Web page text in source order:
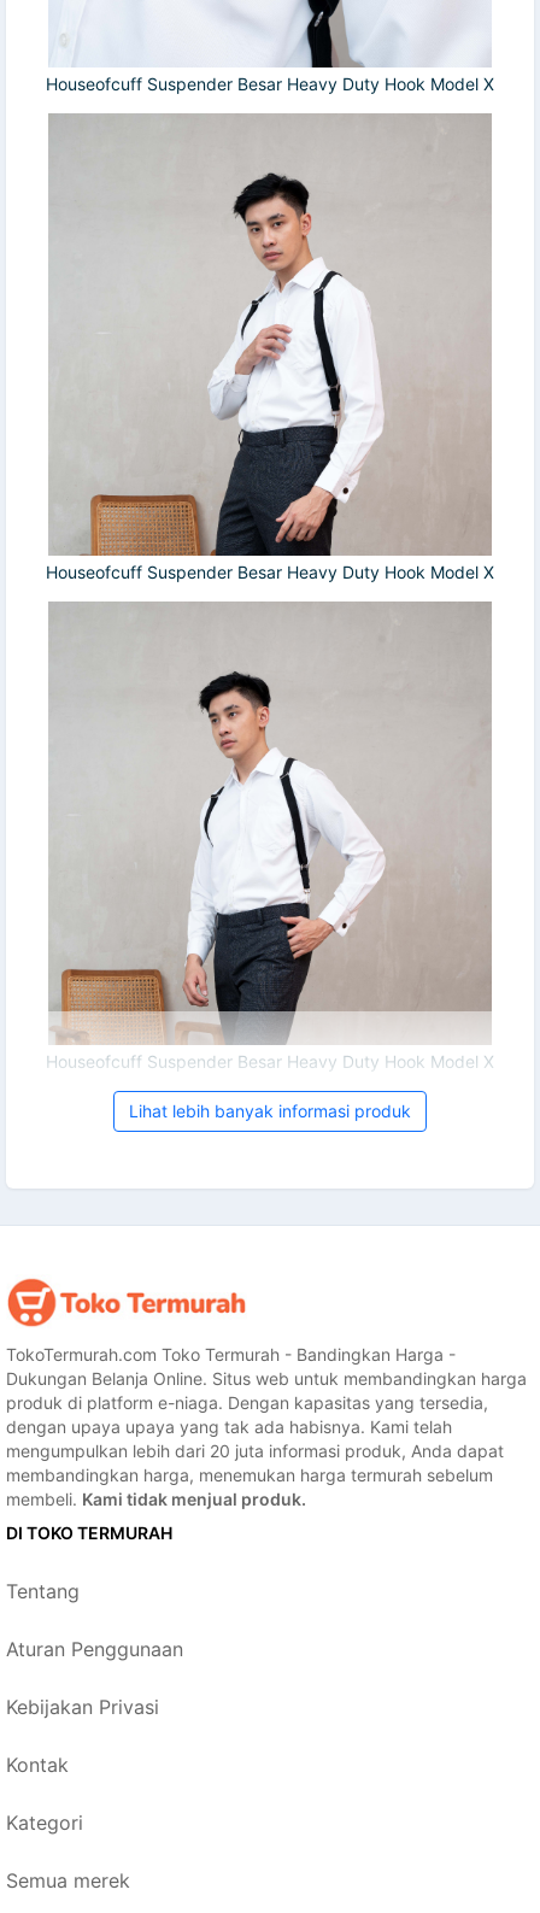
Houseofcuff Suspender Besar Heavy Duty Hook Model X
Houseofcuff Suspender Besar Heavy Duty Hook Model X
Houseofcuff Suspender Besar Heavy Duty Hook Model X
Lihat lebih banyak informasi produk
TokoTermurah.com Toko Termurah - Bandingkan Harga -
Dukungan Belanja Online. Situs web untuk membandingkan harga
produk di platform e-niaga. Dengan kapasitas yang tersedia,
dengan upaya upaya yang tak ada habisnya. Kami telah
mengumpulkan lebih dari 20 juta informasi produk, Anda dapat
membandingkan harga, menemukan harga termurah sebelum
membeli. Kami tidak menjual produk.
DI TOKO TERMURAH
Tentang
Aturan Penggunaan
Kebijakan Privasi
Kontak
Kategori
Semua merek